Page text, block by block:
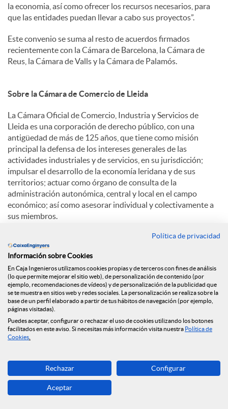
la economia, así como ofrecer los recursos necesarios, para
que las entidades puedan llevar a cabo sus proyectos”.
Este convenio se suma al resto de acuerdos firmados
recientemente con la Cámara de Barcelona, la Cámara de
Reus, la Cámara de Valls y la Cámara de Palamós.
Sobre la Cámara de Comercio de Lleida
La Cámara Oficial de Comercio, Industria y Servicios de
Lleida es una corporación de derecho público, con una
antigüedad de más de 125 años, que tiene como misión
principal la defensa de los intereses generales de las
actividades industriales y de servicios, en su jurisdicción;
impulsar el desarrollo de la economía leridana y de sus
territorios; actuar como órgano de consulta de la
administración autonómica, central y local en el campo
económico; así como asesorar individual y colectivamente a
sus miembros.
La Cámara de Comercio de Lleida está integrada por todas
las personas, naturales y jurídicas, que ejerzan su actividad
mercantil, industrial o de servicios en la demarcación de la
Cámara, que alcanza todo el territorio de las comarcas de
Lleida a excepción de los municipios que dependen
territorialmente de la Cámara de Comercio y Industria de
Tàrrega. Estos electores tienen derecho a participar a ser
presentación de la Corporación, que es el Pleno.
destacan: intervenir como árbitro de equidad en litigios;
crear o administrar entidades impulsoras del desarrollo
económico; potenciar la exportación; estimular la
investigación; participar en sociedades de desarrollo;
Política de privacidad
Información sobre Cookies
En Caja Ingenieros utilizamos cookies propias y de terceros con fines de análisis
(lo que permite mejorar el sitio web), de personalización de contenido (por
ejemplo, recomendaciones de vídeos) y de personalización de la publicidad que
se te muestra en sitios web y redes sociales. La personalización se realiza sobre la
base de un perfil elaborado a partir de tus hábitos de navegación (por ejemplo,
páginas visitadas).
Puedes aceptar, configurar o rechazar el uso de cookies utilizando los botones
facilitados en este aviso. Si necesitas más información visita nuestra Política de
Cookies
Rechazar Configurar
Aceptar